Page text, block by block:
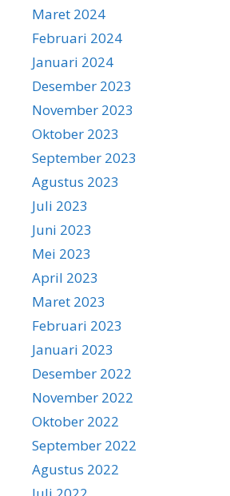
Maret 2024
Februari 2024
Januari 2024
Desember 2023
November 2023
Oktober 2023
September 2023
Agustus 2023
Juli 2023
Juni 2023
Mei 2023
April 2023
Maret 2023
Februari 2023
Januari 2023
Desember 2022
November 2022
Oktober 2022
September 2022
Agustus 2022